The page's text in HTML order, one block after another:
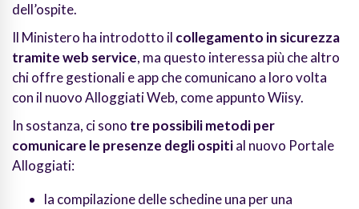
dell’ospite.
Il Ministero ha introdotto il collegamento in sicurezza
tramite web service, ma questo interessa più che altro
chi offre gestionali e app che comunicano a loro volta
con il nuovo Alloggiati Web, come appunto Wiisy.
In sostanza, ci sono tre possibili metodi per
comunicare le presenze degli ospitial nuovo Portale
Alloggiati:
la compilazione delle schedine una per una